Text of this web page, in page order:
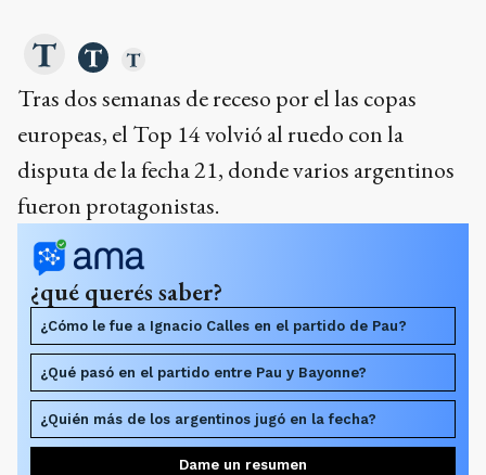
Tras dos semanas de receso por el las copas
europeas, el Top 14 volvió al ruedo con la
disputa de la fecha 21, donde varios argentinos
fueron protagonistas.
¿qué querés saber?
¿Cómo le fue a Ignacio Calles en el partido de Pau?
¿Qué pasó en el partido entre Pau y Bayonne?
¿Quién más de los argentinos jugó en la fecha?
Dame un resumen